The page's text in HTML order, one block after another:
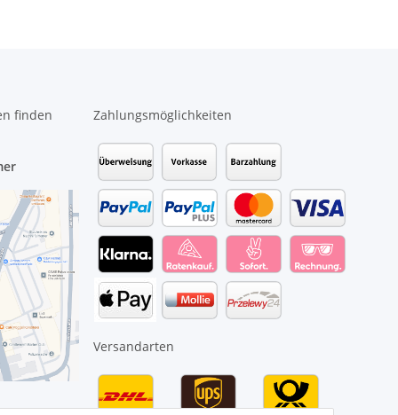
finden
Zahlungsmöglichkeiten
Versandarten